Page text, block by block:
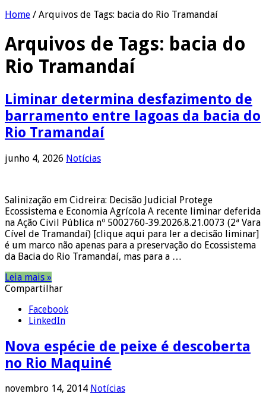
Home / Arquivos de Tags: bacia do Rio Tramandaí
Arquivos de Tags: bacia do
Rio Tramandaí
Liminar determina desfazimento de
barramento entre lagoas da bacia do
Rio Tramandaí
junho 4, 2026 Notícias
Salinização em Cidreira: Decisão Judicial Protege
Ecossistema e Economia Agrícola A recente liminar deferida
na Ação Civil Pública nº 5002760-39.2026.8.21.0073 (2ª Vara
Cível de Tramandaí) [clique aqui para ler a decisão liminar]
é um marco não apenas para a preservação do Ecossistema
da Bacia do Rio Tramandaí, mas para a …
Leia mais »
Compartilhar
Facebook
LinkedIn
Nova espécie de peixe é descoberta
no Rio Maquiné
novembro 14, 2014 Notícias